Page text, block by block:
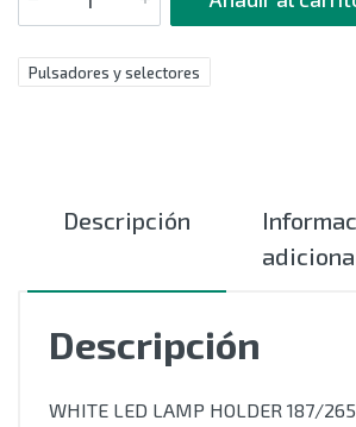
Pulsadores y selectores
Descripción
Descripción
WHITE LED LAMP HOLDER 187/